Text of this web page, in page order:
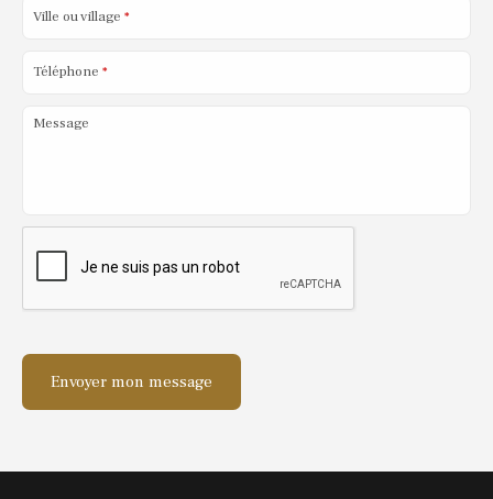
Ville ou village *
Téléphone *
Message